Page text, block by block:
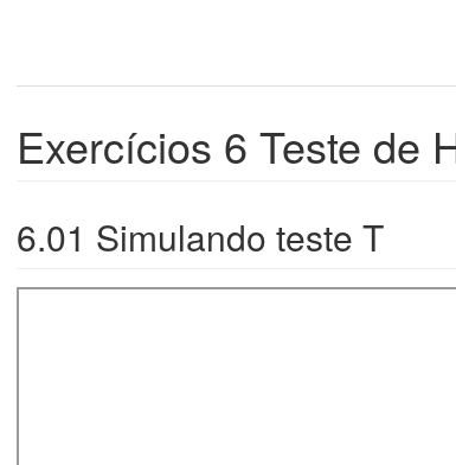
Exercícios 6 Teste de
6.01 Simulando teste T